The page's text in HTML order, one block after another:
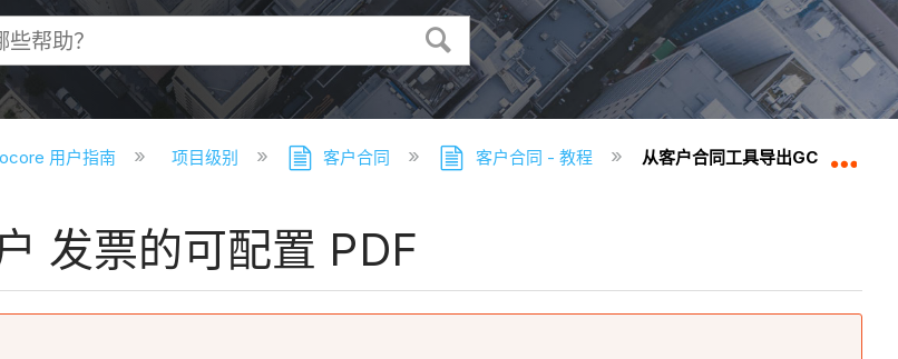
用户指南 项目级别 客户合同 客户合同 - 教程 从客户合同工具导出GC / 客户 发
发票的可配置 PDF